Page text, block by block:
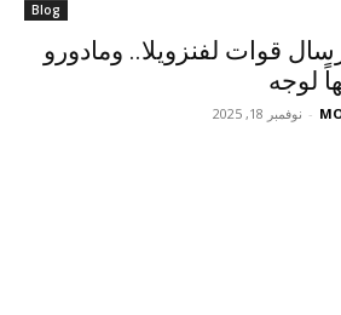
Blog
قوات لفنزويلا.. ومادورو
لوجه
- نوفمبر 18, 2025